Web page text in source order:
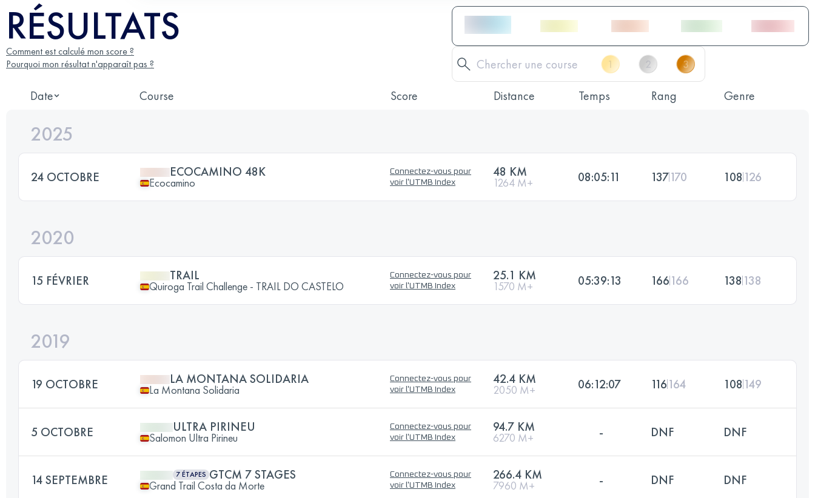
RÉSULTATS
Comment est calculé mon score ?
Pourquoi mon résultat n'apparaît pas ?
Date Course Score Distance Temps Rang Genre
2025
24 OCTOBRE ECOCAMINO 48K
Ecocamino
Connectez-vous pour
voir l'UTMB Index
48 KM
1264 M+ 08:05:11 137170 108 126
2020
15 FÉVRIER TRAIL
Quiroga Trail Challenge - TRAIL DO CASTELO
Connectez-vous pour
voir l'UTMB Index
25.1 KM
1570 M+ 05:39:13 166166 138 138
2019
19 OCTOBRE LA MONTANA SOLIDARIA
La Montana Solidaria
Connectez-vous pour
voir l'UTMB Index
42.4 KM
2050 M+ 06:12:07 116164 108 149
5 OCTOBRE ULTRA PIRINEU
Salomon Ultra Pirineu
Connectez-vous pour
voir l'UTMB Index
94.7 KM
6270 M+ - DNF DNF
14 SEPTEMBRE 7 ÉTAPES GTCM 7 STAGES
Grand Trail Costa da Morte
Connectez-vous pour
voir l'UTMB Index
266.4 KM
7960 M+ - DNF DNF